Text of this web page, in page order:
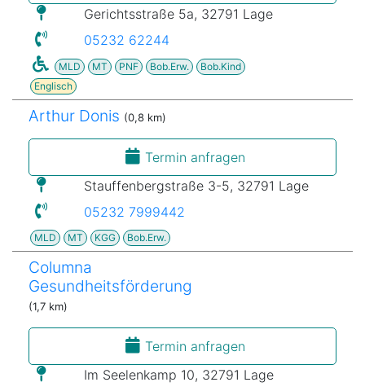
Gerichtsstraße 5a, 32791 Lage
05232 62244
MLD MT PNF Bob.Erw.
Bob.Kind
Englisch
Arthur Donis (0,8 km)
Termin anfragen
Stauffenbergstraße 3-5, 32791 Lage
05232 7999442
MLD MT KGG Bob.Erw.
Columna
Gesundheitsförderung
(1,7 km)
Termin anfragen
Im Seelenkamp 10, 32791 Lage